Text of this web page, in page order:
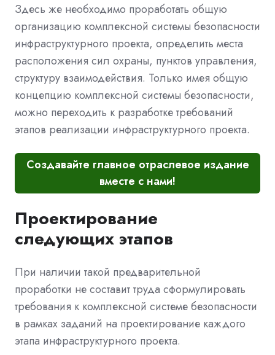
Здесь же необходимо проработать общую
организацию комплексной системы безопасности
инфраструктурного проекта, определить места
расположения сил охраны, пунктов управления,
структуру взаимодействия. Только имея общую
концепцию комплексной системы безопасности,
можно переходить к разработке требований
этапов реализации инфраструктурного проекта.
Создавайте главное отраслевое издание
вместе с нами!
Проектирование
следующих этапов
При наличии такой предварительной
проработки не составит труда сформулировать
требования к комплексной системе безопасности
в рамках заданий на проектирование каждого
этапа инфраструктурного проекта.